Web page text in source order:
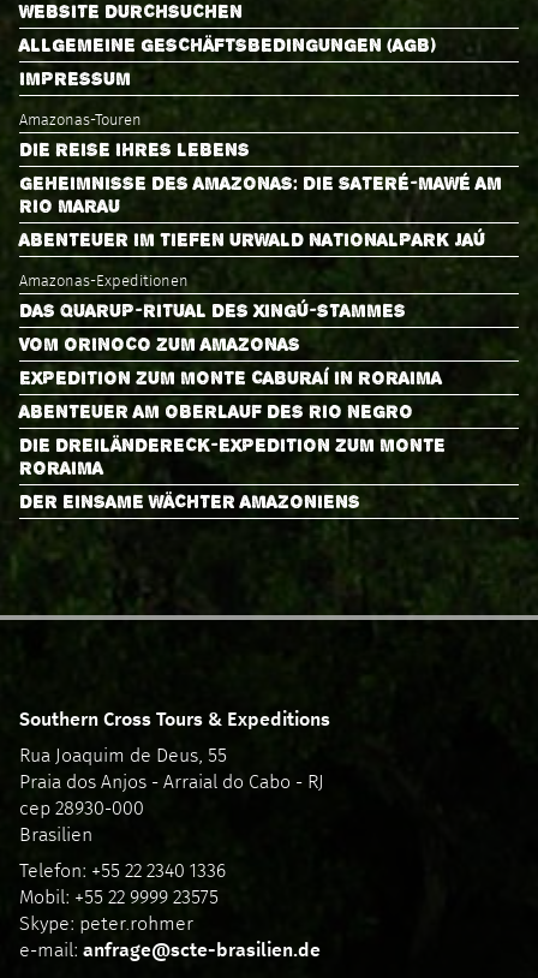
WEBSITE DURCHSUCHEN
ALLGEMEINE GESCHÄFTSBEDINGUNGEN (AGB)
IMPRESSUM
Amazonas-Touren
DIE REISE IHRES LEBENS
GEHEIMNISSE DES AMAZONAS: DIE SATERÉ-MAWÉ AM
RIO MARAU
ABENTEUER IM TIEFEN URWALD NATIONALPARK JAÚ
Amazonas-Expeditionen
DAS QUARUP-RITUAL DES XINGÚ-STAMMES
VOM ORINOCO ZUM AMAZONAS
EXPEDITION ZUM MONTE CABURAÍ IN RORAIMA
ABENTEUER AM OBERLAUF DES RIO NEGRO
DIE DREILÄNDERECK-EXPEDITION ZUM MONTE
RORAIMA
DER EINSAME WÄCHTER AMAZONIENS
Southern Cross Tours & Expeditions
Rua Joaquim de Deus, 55
Praia dos Anjos - Arraial do Cabo - RJ
cep 28930-000
Brasilien
Telefon: +55 22 2340 1336
Mobil: +55 22 9999 23575
Skype: peter.rohmer
e-mail:anfrage@scte-brasilien.de